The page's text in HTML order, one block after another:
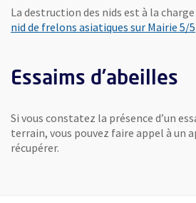
La destruction des nids est à la
nid de frelons asiatiques sur Mairie 5/5
Essaims d’abeilles
Si vous constatez la présence d’un
terrain, vous pouvez faire appel à un
récupérer.